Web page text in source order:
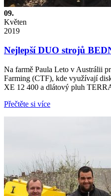
09.
Květen
2019
Nejlepší DUO strojů
Na farmě Paula Leto v Austrálii
Farming (CTF), kde využívají
XE 12 400 a dlátový pluh
Přečtěte si více